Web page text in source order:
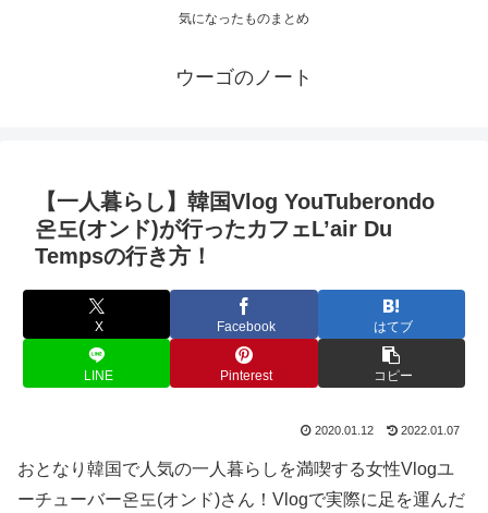
気になったものまとめ
ウーゴのノート
【一人暮らし】韓国Vlog YouTuberondo
온도(オンド)が行ったカフェL’air Du
Tempsの行き方！
X Facebook はてブ
LINE Pinterest コピー
2020.01.12 2022.01.07
おとなり韓国で人気の一人暮らしを満喫する女性Vlogユ
ーチューバー온도(オンド)さん！Vlogで実際に足を運んだ